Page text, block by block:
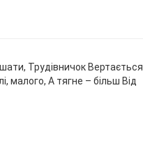
Трудівничок Вертається
малого, А тягне – більш Від